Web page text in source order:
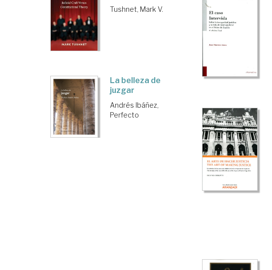
Tushnet, Mark V.
La belleza de
juzgar
Andrés Ibáñez,
Perfecto